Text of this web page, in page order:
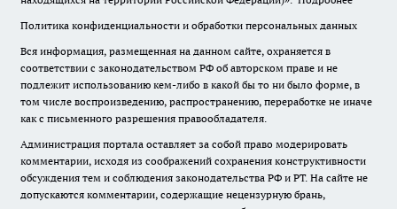
Политика конфиденциальности и обработки персональных данных
Вся информация, размещенная на данном сайте, охраняется в
соответствии с законодательством РФ об авторском праве и не
подлежит использованию кем-либо в какой бы то ни было форме, в
том числе воспроизведению, распространению, переработке не иначе
как с письменного разрешения правообладателя.
Администрация портала оставляет за собой право модерировать
комментарии, исходя из соображений сохранения конструктивности
обсуждения тем и соблюдения законодательства РФ и РТ. На сайте не
допускаются комментарии, содержащие нецензурную брань,